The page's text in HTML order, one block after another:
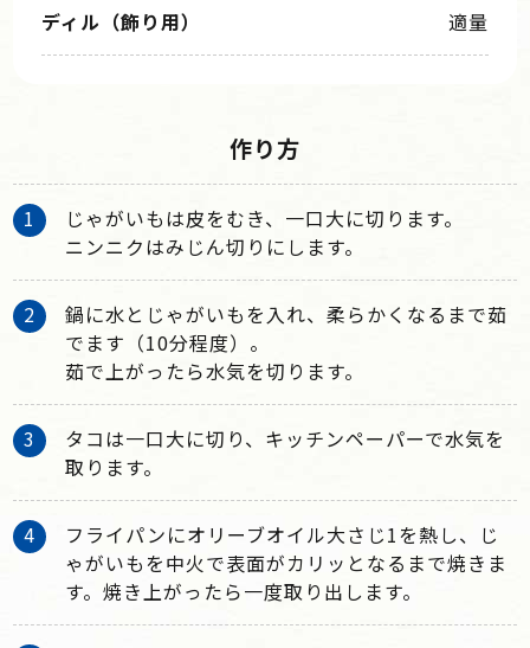
ディル（飾り用） 適量
作り方
じゃがいもは皮をむき、一口大に切ります。
ニンニクはみじん切りにします。
鍋に水とじゃがいもを入れ、柔らかくなるまで茹
でます（10分程度）。
茹で上がったら水気を切ります。
タコは一口大に切り、キッチンペーパーで水気を
取ります。
フライパンにオリーブオイル大さじ1を熱し、じ
ゃがいもを中火で表面がカリッとなるまで焼きま
す。焼き上がったら一度取り出します。